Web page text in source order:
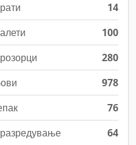
14
100
280
978
76
64